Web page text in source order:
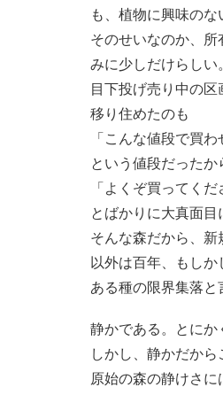
も、植物に興味のな
そのせいなのか、
みに少しだけらしい
目下投げ売り中の
移り住めたのも
「こんな値段で買
という値段だったか
「よくぞ買ってくだ
とばかりに大真面目
そんな森だから、
以外は百年、もし
ある種の限界集落と
静かである。とにか
しかし、静かだから
原始の森の静けさに